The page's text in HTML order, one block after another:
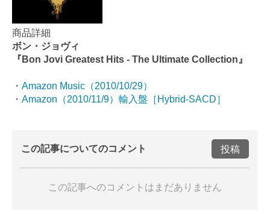
商品詳細
ボン・ジョヴィ
『Bon Jovi Greatest Hits - The Ultimate Collection』
・ Amazon Music（2010/10/29）
・ Amazon（2010/11/9）輸入盤［ Hybrid-SACD］
この記事についてのコメント 投稿
この記事へのコメントはまだありません